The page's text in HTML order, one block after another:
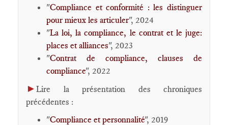
"Compliance et conformité : les distinguer
pour mieux les articuler", 2024
"La loi, la compliance, le contrat et le juge:
places et alliances", 2023
"Contrat de compliance, clauses de
compliance", 2022
► Lire la présentation des chroniques
précédentes :
"Compliance et personnalité", 2019